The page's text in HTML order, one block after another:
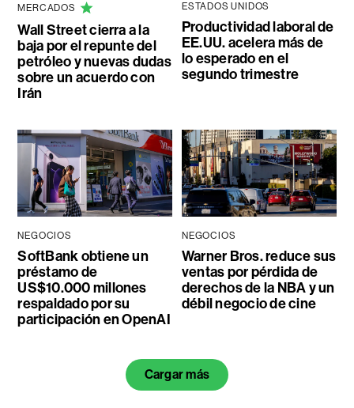
MERCADOS
Wall Street cierra a la
baja por el repunte del
petróleo y nuevas dudas
sobre un acuerdo con
Irán
ESTADOS UNIDOS
Productividad laboral de
EE.UU. acelera más de
lo esperado en el
segundo trimestre
NEGOCIOS
SoftBank obtiene un
préstamo de
US$10.000 millones
respaldado por su
participación en OpenAI
NEGOCIOS
Warner Bros. reduce sus
ventas por pérdida de
derechos de la NBA y un
débil negocio de cine
Cargar más